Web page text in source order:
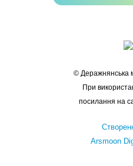
© Деражнянська
При
посилання на
Arsmoon